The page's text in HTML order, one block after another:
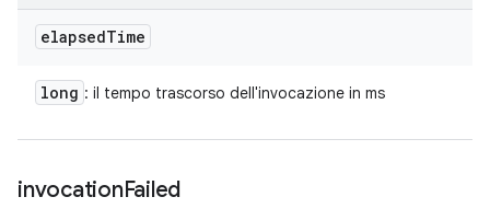
elapsedTime
long : il tempo trascorso dell'invocazione in ms
invocationFailed